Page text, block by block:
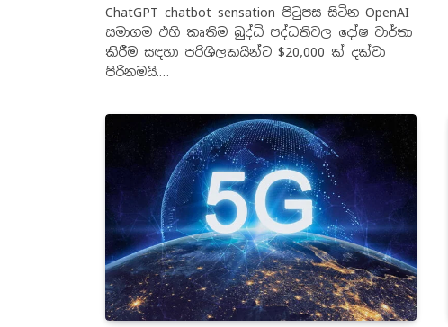
ChatGPT chatbot sensation පිටුපස සිටින OpenAI
සමාගම එහි කෘතිම බුද්ධි පද්ධතිවල දෝෂ වාර්තා
කිරීම සඳහා පරිශීලකයින්ට $20,000 ක් දක්වා
පිරිනමයි.…